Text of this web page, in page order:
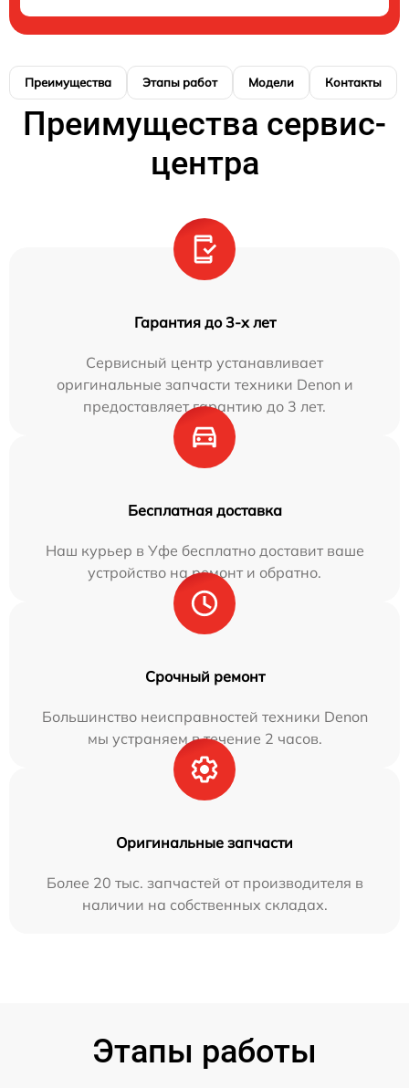
Преимущества Этапы работ Модели Контакты
Преимущества сервис-
центра
Гарантия до 3-х лет
Сервисный центр устанавливает
оригинальные запчасти техники Denon и
предоставляет гарантию до 3 лет.
Бесплатная доставка
Наш курьер в Уфе бесплатно доставит ваше
устройство на ремонт и обратно.
Срочный ремонт
Большинство неисправностей техники Denon
мы устраняем в течение 2 часов.
Оригинальные запчасти
Более 20 тыс. запчастей от производителя в
наличии на собственных складах.
Этапы работы